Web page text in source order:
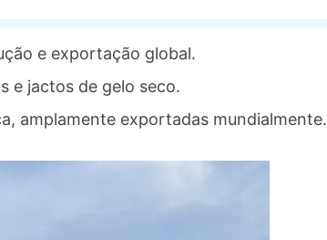
e exportação global.
e jactos de gelo seco.
amplamente exportadas mundialmente.